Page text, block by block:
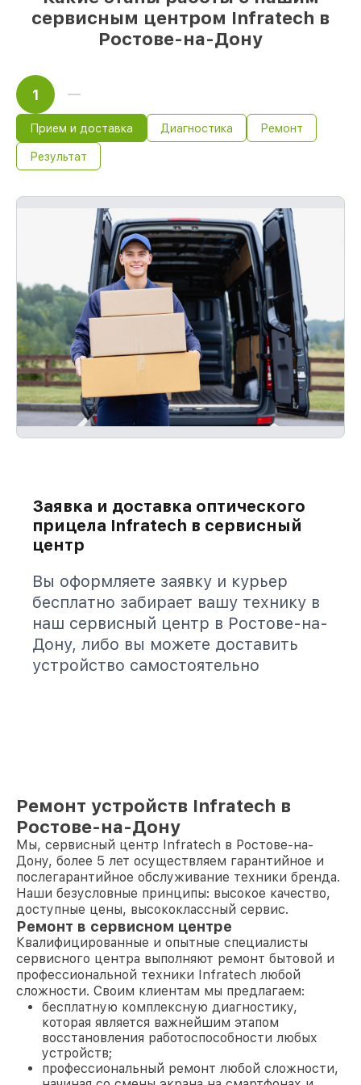
сервисным центром Infratech в
Ростове-на-Дону
1
Прием и доставка Диагностика Ремонт
Результат
Заявка и доставка оптического
прицела Infratech в сервисный
центр
Вы оформляете заявку и курьер
бесплатно забирает вашу технику в
наш сервисный центр в Ростове-на-
Дону, либо вы можете доставить
устройство самостоятельно
Ремонт устройств Infratech в
Ростове-на-Дону
Мы, сервисный центр Infratech в Ростове-на-
Дону, более 5 лет осуществляем гарантийное и
послегарантийное обслуживание техники бренда.
Наши безусловные принципы: высокое качество,
доступные цены, высококлассный сервис.
Ремонт в сервисном центре
Квалифицированные и опытные специалисты
сервисного центра выполняют ремонт бытовой и
профессиональной техники Infratech любой
сложности. Своим клиентам мы предлагаем:
бесплатную комплексную диагностику,
которая является важнейшим этапом
восстановления работоспособности любых
устройств;
профессиональный ремонт любой сложности,